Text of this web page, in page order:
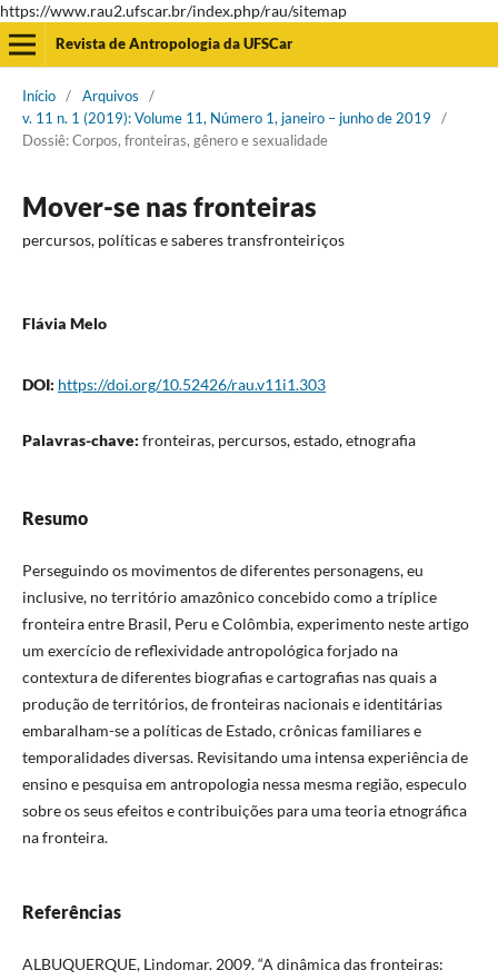
https://www.rau2.ufscar.br/index.php/rau/sitemap
Revista de Antropologia da UFSCar
Início / Arquivos
/
v. 11 n. 1 (2019): Volume 11, Número 1, janeiro – junho de 2019
/
Dossiê: Corpos, fronteiras, gênero e sexualidade
Mover-se nas fronteiras
percursos, políticas e saberes transfronteiriços
Flávia Melo
DOI: https://doi.org/10.52426/rau.v11i1.303
Palavras-chave: fronteiras, percursos, estado, etnografia
Resumo
Perseguindo os movimentos de diferentes personagens, eu
inclusive, no território amazônico concebido como a tríplice
fronteira entre Brasil, Peru e Colômbia, experimento neste artigo
um exercício de reflexividade antropológica forjado na
contextura de diferentes biografias e cartografias nas quais a
produção de territórios, de fronteiras nacionais e identitárias
embaralham-se a políticas de Estado, crônicas familiares e
temporalidades diversas. Revisitando uma intensa experiência de
ensino e pesquisa em antropologia nessa mesma região, especulo
sobre os seus efeitos e contribuições para uma teoria etnográfica
na fronteira.
Referências
ALBUQUERQUE, Lindomar. 2009. “A dinâmica das fronteiras: